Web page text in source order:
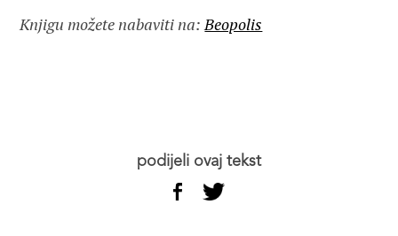
Knjigu možete nabaviti na:Beopolis
podijeli ovaj tekst